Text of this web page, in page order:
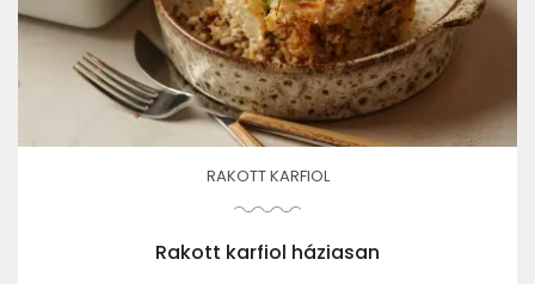
RAKOTT KARFIOL
Rakott karfiol háziasan